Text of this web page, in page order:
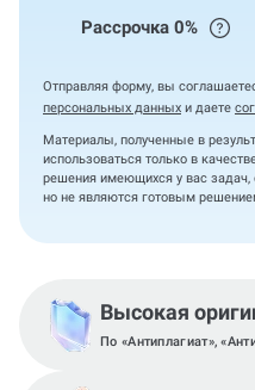
Рассрочка 0%
Отправляя форму, вы
персональных данных и даете
Материалы, полученные в
использоваться только в
решения имеющихся у вас задач,
но не являются готовым
Высокая
По «Антиплагиат»,